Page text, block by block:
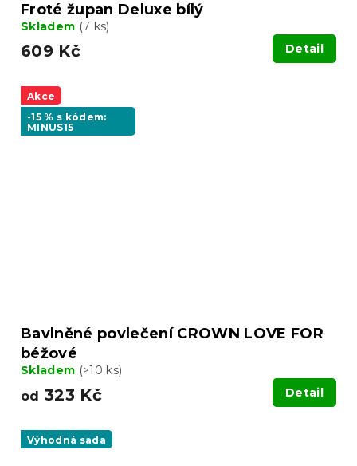
Froté župan Deluxe bílý
Skladem (7 ks)
609 Kč Detail
Akce
-15 % s kódem:
MINUS15
Bavlněné povlečení CROWN LOVE FOR
béžové
Skladem (>10 ks)
od 323 Kč Detail
Výhodná sada